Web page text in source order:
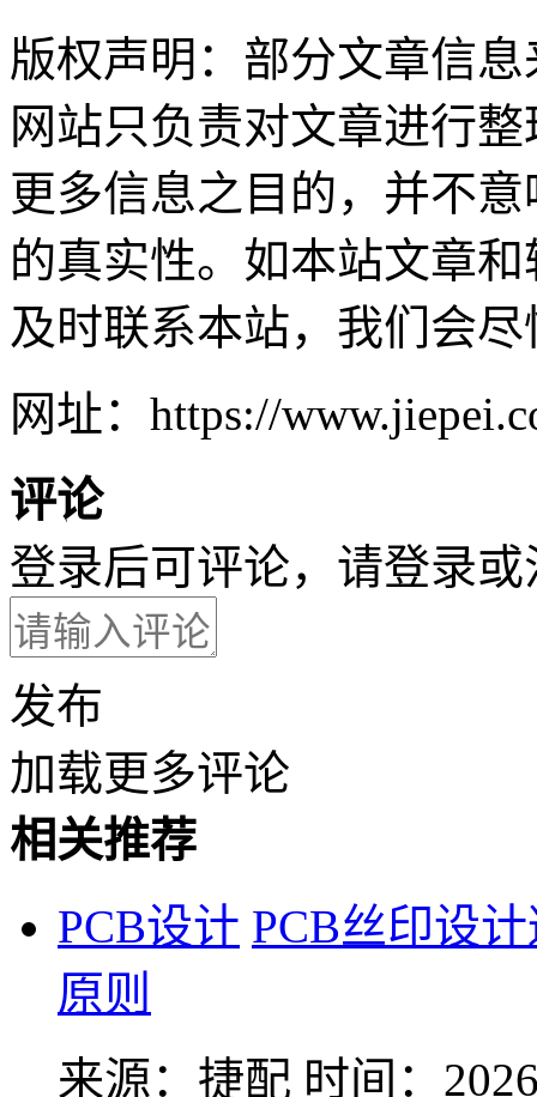
版权声明：部分文章信
网站只负责对文章进行
更多信息之目的，并不
的真实性。如本站文章
及时联系本站，我们会
网址：https://
评论
登录后可评论，请登录或
发布
加载更多评论
相关推荐
PCB设计 PCB丝印设
原则
来源：捷配 时间：